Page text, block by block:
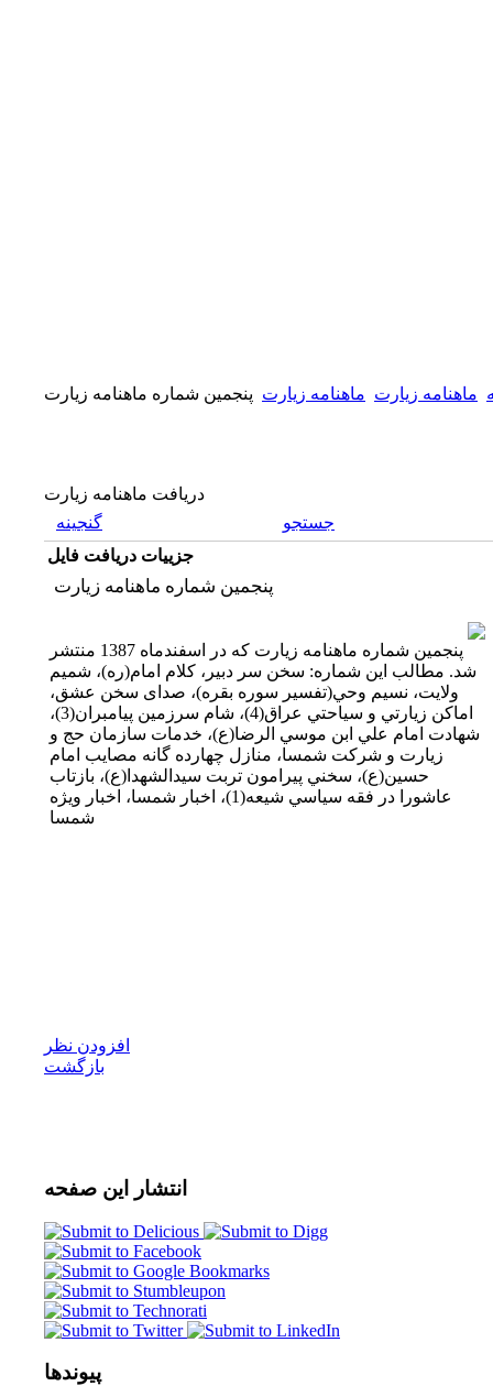
ماهنامه زیارت ماهنامه زیارت پنجمين شماره ماهنامه زيارت
دریافت ماهنامه زیارت
گنجینه
جستجو
جزییات دریافت فایل
پنجمين شماره ماهنامه زيارت که در اسفندماه 1387 منتشر
شد. مطالب اين شماره: سخن سر دبیر، کلام امام(ره)، شمیم
ولایت،‌ نسيم وحي(تفسير سوره بقره)، صدای سخن عشق،
اماكن زيارتي و سياحتي عراق(4)، شام سرزمين پيامبران(3)،
شهادت امام علي ابن موسي الرضا(ع)، خدمات سازمان حج و
زيارت و شركت شمسا، منازل چهارده گانه مصايب امام
حسين(ع)، سخني پيرامون تربت سيدالشهدا(ع)، بازتاب
عاشورا در فقه سياسي شيعه(1)، اخبار شمسا، اخبار ویژه
شمسا
افزودن نظر
بازگشت
انتشار این صفحه
پیوندها